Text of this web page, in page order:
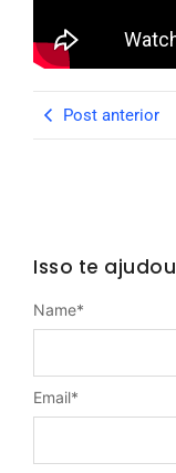
Post anterior
Isso te ajudou
Name*
Email*